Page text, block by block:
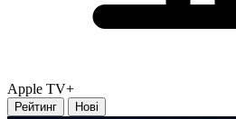
Apple TV+
Рейтинг Нові